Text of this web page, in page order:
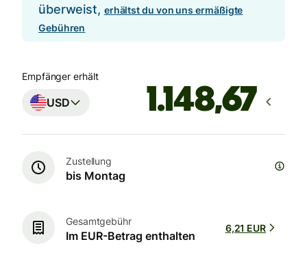
überweist, erhältst du von uns ermäßigte
Gebühren
Empfänger erhält
USD
Zustellung
bis Montag
Gesamtgebühr
Im EUR-Betrag enthalten
6,21 EUR